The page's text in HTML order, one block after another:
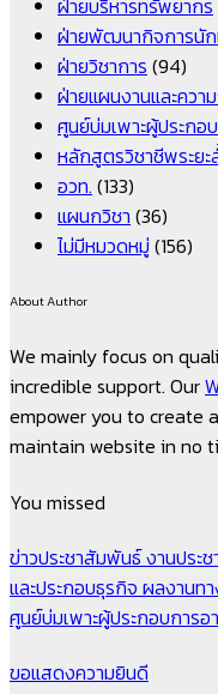
ฝ่ายบริหารทรัพยากร
ฝ่ายพัฒนากิจการนัก
ฝ่ายวิชาการ (94)
ฝ่ายแผนงานและควา
ศูนย์บ่มเพาะผู้ประกอ
หลักสูตรวิชาชีพระยะ
อวท. (133)
แผนกวิชา (36)
ไม่มีหมวดหมู่ (156)
About Author
We mainly focus on
incredible support. Our
empower you to create
maintain website in no
You missed
ข่าวประชาสัมพันธ์งานประ
และประกอบธุรกิจ ผลงานท
ศูนย์บ่มเพาะผู้ประกอบการอ
ขอแสดงความยินดี